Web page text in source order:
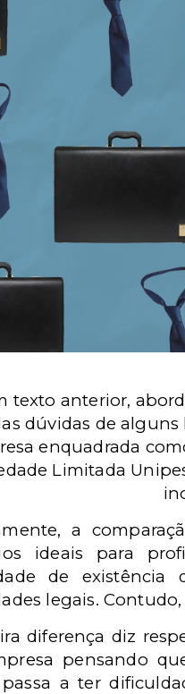
texto anterior,
dúvidas de alguns
enquadrada
Limitada
a
ideais para
de
legais.
diferença diz
pensando
a ter